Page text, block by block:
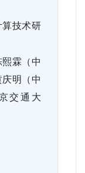
技术研
霖（中
明（中
交通大